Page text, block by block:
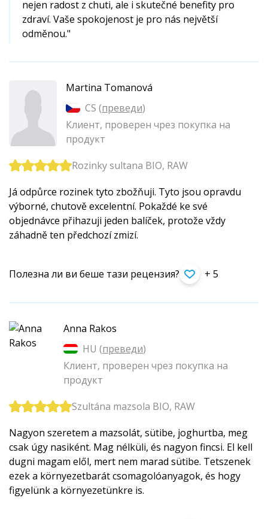
nejen radost z chuti, ale i skutečné benefity pro
zdraví. Vaše spokojenost je pro nás největší
odměnou."
Martina Tomanová
CS (преведи)
Клиент, проверен чрез покупка на
продукт
Rozinky sultana BIO, RAW
Já odpůrce rozinek tyto zbožňuji. Tyto jsou opravdu
výborné, chutově excelentní. Pokaždé ke své
objednávce přihazuji jeden balíček, protože vždy
záhadně ten předchozí zmizí.
Полезна ли ви беше тази рецензия? + 5
Anna Rakos
HU (преведи)
Клиент, проверен чрез покупка на
продукт
Szultána mazsola BIO, RAW
Nagyon szeretem a mazsolát, sütibe, joghurtba, meg
csak úgy nasiként. Mag nélküli, és nagyon fincsi. El kell
dugni magam elől, mert nem marad sütibe. Tetszenek
ezek a környezetbarát csomagolóanyagok, és hogy
figyelünk a környezetünkre is.